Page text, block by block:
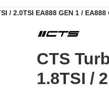
2.0TSI EA888 GEN 1 / EA888
CTS
1.8TSI /